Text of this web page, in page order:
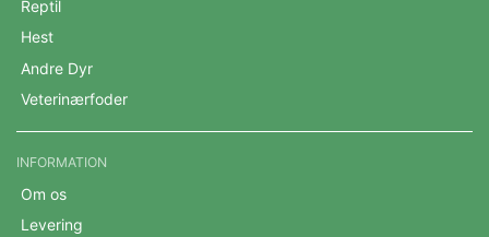
Reptil
Hest
Andre Dyr
Veterinærfoder
INFORMATION
Om os
Levering